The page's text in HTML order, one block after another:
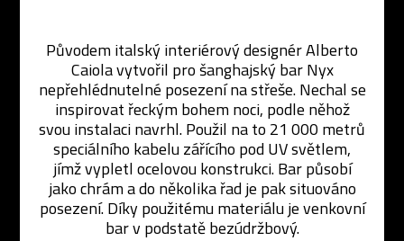
Původem italský interiérový designér Alberto
Caiola vytvořil pro šanghajský bar Nyx
nepřehlédnutelné posezení na střeše. Nechal se
inspirovat řeckým bohem noci, podle něhož
svou instalaci navrhl. Použil na to 21 000 metrů
speciálního kabelu zářícího pod UV světlem,
jímž vypletl ocelovou konstrukci. Bar působí
jako chrám a do několika řad je pak situováno
posezení. Díky použitému materiálu je venkovní
bar v podstatě bezúdržbový.